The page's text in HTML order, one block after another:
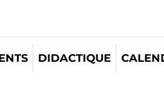
DIDACTIQUE